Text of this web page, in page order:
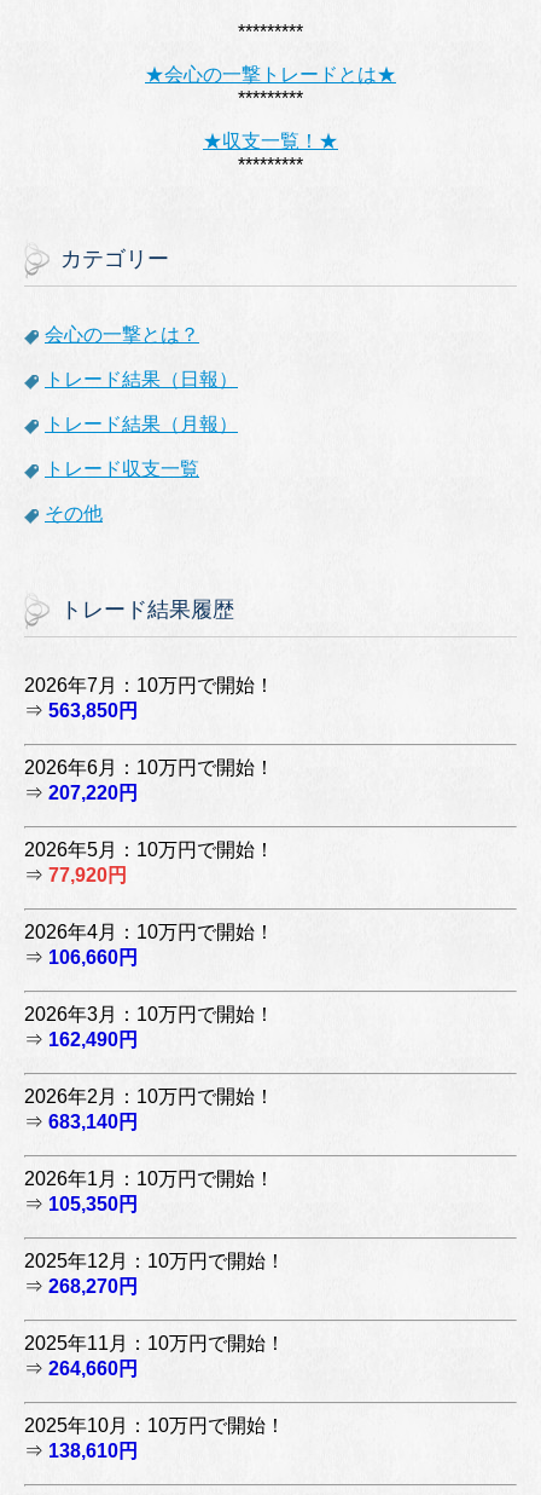
*********
★会心の一撃トレードとは★
*********
★収支一覧！★
*********
カテゴリー
会心の一撃とは？
トレード結果（日報）
トレード結果（月報）
トレード収支一覧
その他
トレード結果履歴
2026年7月：10万円で開始！
⇒ 563,850円
2026年6月：10万円で開始！
⇒ 207,220円
2026年5月：10万円で開始！
⇒ 77,920円
2026年4月：10万円で開始！
⇒ 106,660円
2026年3月：10万円で開始！
⇒ 162,490円
2026年2月：10万円で開始！
⇒ 683,140円
2026年1月：10万円で開始！
⇒ 105,350円
2025年12月：10万円で開始！
⇒ 268,270円
2025年11月：10万円で開始！
⇒ 264,660円
2025年10月：10万円で開始！
⇒ 138,610円